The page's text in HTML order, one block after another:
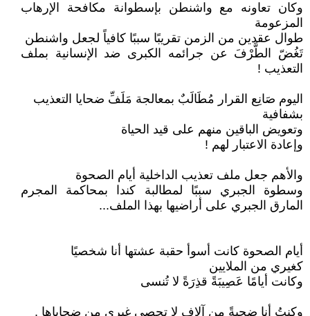
وكان تعاونه مع واشنطن بإسطوانة مكافحة الإرهاب
المزعومة
طوال عقدين من الزمن تقريبًا سببًا كافياً لجعل واشنطن
تَغُضّ الطَّرْفَ عن جرائمه الكبرى ضد الإنسانية بملف
التعذيب !
اليوم صَانِع القرار مُطَالَبٌ بمعالجة مَلَفِّ ضحايا التعذيب
بشفافية
وتعويض الباقين منهم على قيد الحياة
وإعادة الاعتبار لهم !
والأهم جعل ملف تعذيب الداخلية أيام الصحوة
وسطوة الجبري سببًا لمطالبة كندا بمحاكمة المجرم
المارق الجبري على أراضيها بهذا الملف...
أيام الصحوة كانت أسوأ حقبة عشتها أنا شخصيًا
كغيري من الملايين
وكانت أيامًا عَصِيبَةً قذِرَةً لا تُنسى
وكنتُ أنا ضحيةً مِن آلاف لا تحصى غيري مِن ضحاياها .